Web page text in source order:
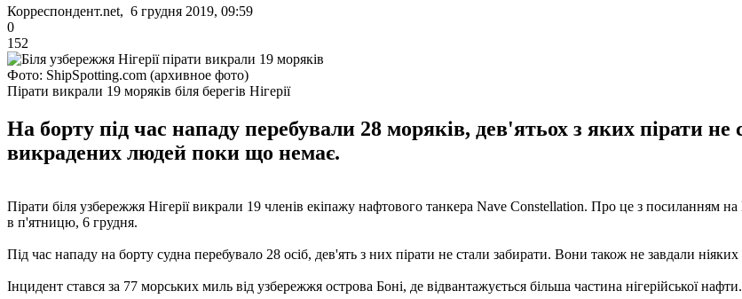
Корреспондент.net, 6 грудня 2019, 09:59
0
152
Фото: ShipSpotting.com (архивное фото)
Пірати викрали 19 моряків біля берегів Нігерії
На борту під час нападу перебували 28 моряків, дев'ятьох з яких пірати
викрадених людей поки що немає.
Пірати біля узбережжя Нігерії викрали 19 членів екіпажу нафтового танкера Nave Constellation. Про це з посиланням на
в п'ятницю, 6 грудня.
Під час нападу на борту судна перебувало 28 осіб, дев'ять з них пірати не стали забирати. Вони також не завдали
Інцидент стався за 77 морських миль від узбережжя острова Боні, де відвантажується більша частина нігерійської нафти.